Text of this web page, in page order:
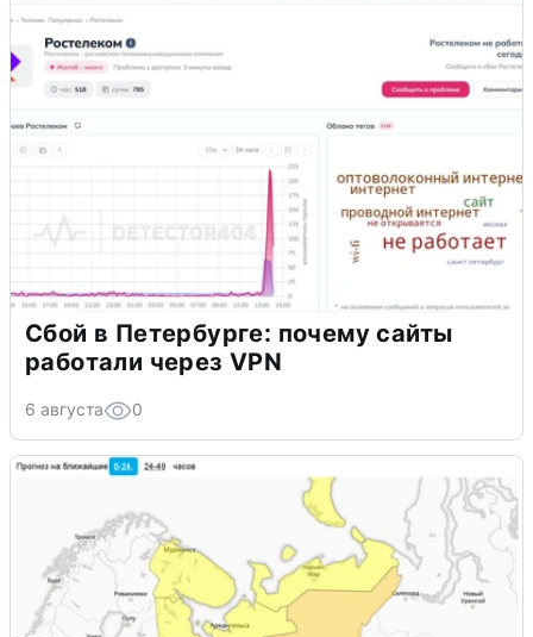
Сбой в Петербурге: почему сайты
работали через VPN
6 августа 0